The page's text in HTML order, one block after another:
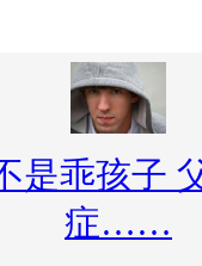
是乖孩子
症……